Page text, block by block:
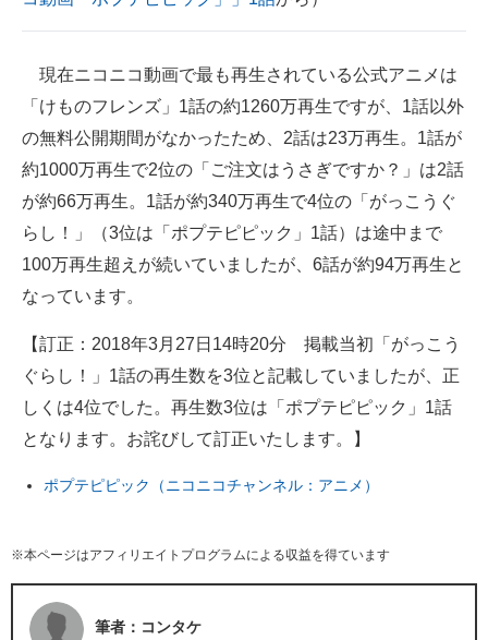
現在ニコニコ動画で最も再生されている公式アニメは
「けものフレンズ」1話の約1260万再生ですが、1話以外
の無料公開期間がなかったため、2話は23万再生。1話が
約1000万再生で2位の「ご注文はうさぎですか？」は2話
が約66万再生。1話が約340万再生で4位の「がっこうぐ
らし！」（3位は「ポプテピピック」1話）は途中まで
100万再生超えが続いていましたが、6話が約94万再生と
なっています。
【訂正：2018年3月27日14時20分 掲載当初「がっこう
ぐらし！」1話の再生数を3位と記載していましたが、正
しくは4位でした。再生数3位は「ポプテピピック」1話
となります。お詫びして訂正いたします。】
ポプテピピック（ニコニコチャンネル：アニメ）
※本ページはアフィリエイトプログラムによる収益を得ています
筆者：コンタケ